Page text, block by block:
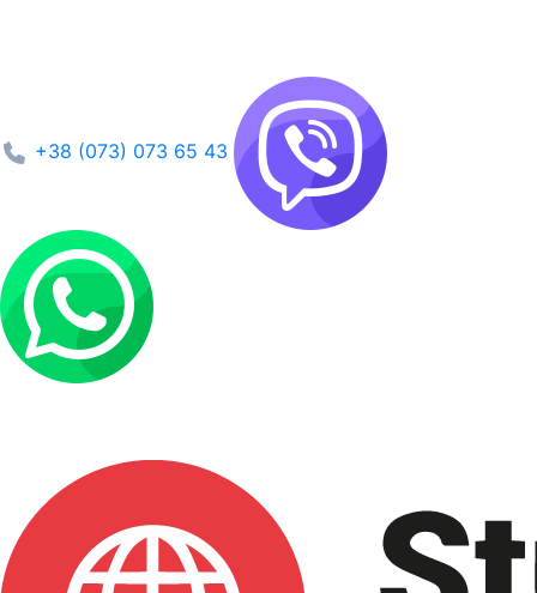
+38 (073) 073 65 43